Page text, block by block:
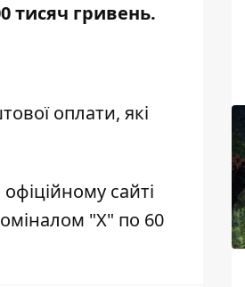
тисяч гривень.
оплати, які
сайті
"Х" по 60